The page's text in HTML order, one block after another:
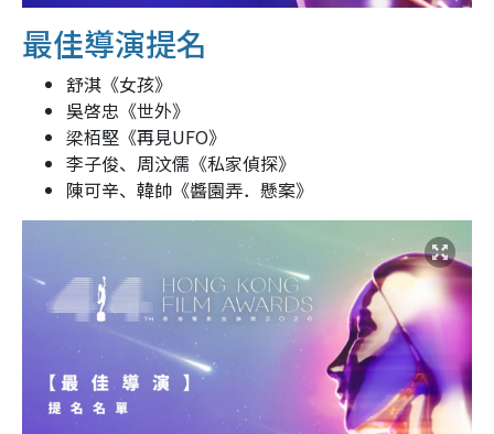
最佳導演提名
舒淇《女孩》
吳啓忠《世外》
梁栢堅《再見UFO》
李子俊、周汶儒《私家偵探》
陳可辛、韓帥《醬園弄．懸案》